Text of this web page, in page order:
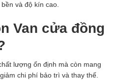
và độ kín cao.
Van cửa đồng
lượng ổn định mà còn mang
chi phí bảo trì và thay thế.